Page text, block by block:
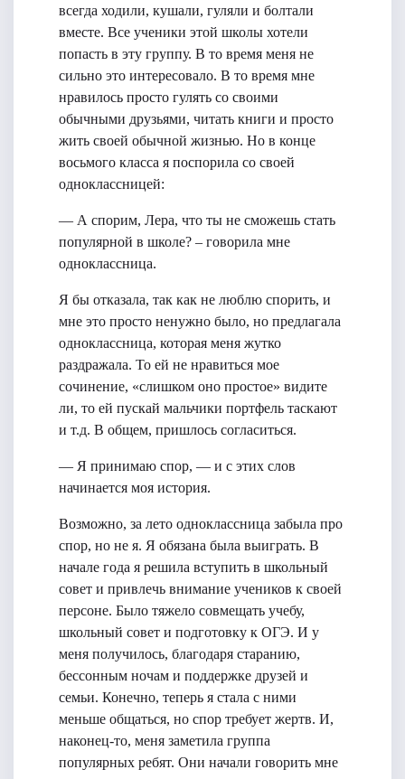
всегда ходили, кушали, гуляли и болтали
вместе. Все ученики этой школы хотели
попасть в эту группу. В то время меня не
сильно это интересовало. В то время мне
нравилось просто гулять со своими
обычными друзьями, читать книги и просто
жить своей обычной жизнью. Но в конце
восьмого класса я поспорила со своей
одноклассницей:
— А спорим, Лера, что ты не сможешь стать
популярной в школе? – говорила мне
одноклассница.
Я бы отказала, так как не люблю спорить, и
мне это просто ненужно было, но предлагала
одноклассница, которая меня жутко
раздражала. То ей не нравиться мое
сочинение, «слишком оно простое» видите
ли, то ей пускай мальчики портфель таскают
и т.д. В общем, пришлось согласиться.
— Я принимаю спор, — и с этих слов
начинается моя история.
Возможно, за лето одноклассница забыла про
спор, но не я. Я обязана была выиграть. В
начале года я решила вступить в школьный
совет и привлечь внимание учеников к своей
персоне. Было тяжело совмещать учебу,
школьный совет и подготовку к ОГЭ. И у
меня получилось, благодаря старанию,
бессонным ночам и поддержке друзей и
семьи. Конечно, теперь я стала с ними
меньше общаться, но спор требует жертв. И,
наконец-то, меня заметила группа
популярных ребят. Они начали говорить мне